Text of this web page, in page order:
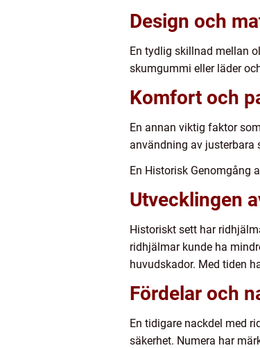
Design och
En tydlig skillnad mellan
skumgummi eller läder
Komfort och
En annan viktig faktor
användning av justerbara
En Historisk Genomgång
Utvecklingen
Historiskt sett har
ridhjälmar kunde ha
huvudskador. Med tiden
Fördelar och
En tidigare nackdel med
säkerhet. Numera har